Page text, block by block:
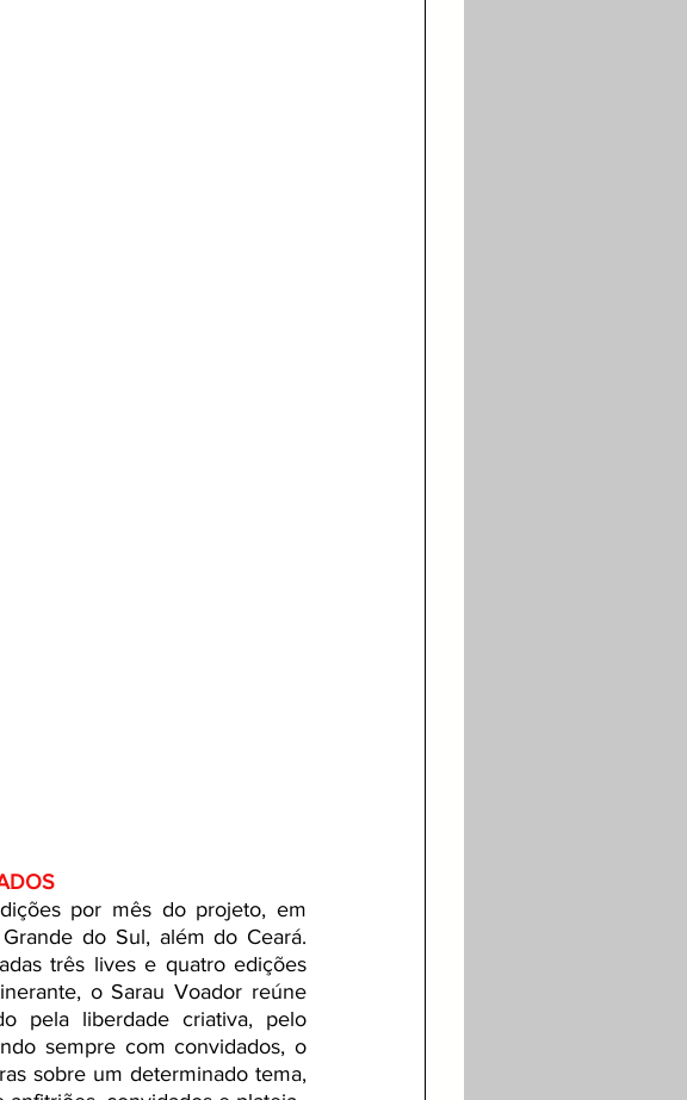
por mês do projeto, em
do Sul, além do Ceará.
três lives e quatro edições
o Sarau Voador reúne
pela liberdade criativa, pelo
sempre com convidados, o
sobre um determinado tema,